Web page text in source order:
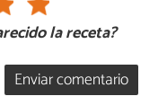
la receta?
Enviar comentario